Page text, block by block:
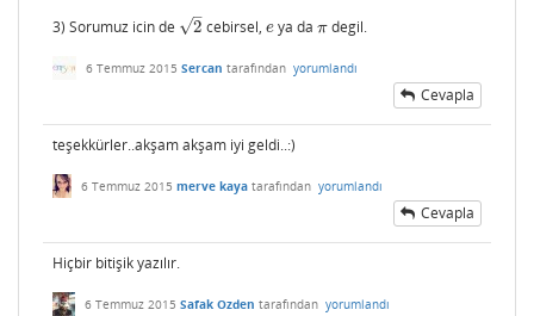
3) Sorumuz icin de 2
–
√
2 cebirsel,e
eya daπ
πdegil.
6 Temmuz 2015 Sercan tarafından yorumlandı
Cevapla
teşekkürler..akşam akşam iyi geldi..:)
6 Temmuz 2015 merve kaya tarafından yorumlandı
Cevapla
Hiçbir bitişik yazılır.
6 Temmuz 2015 Safak Ozden tarafından yorumlandı